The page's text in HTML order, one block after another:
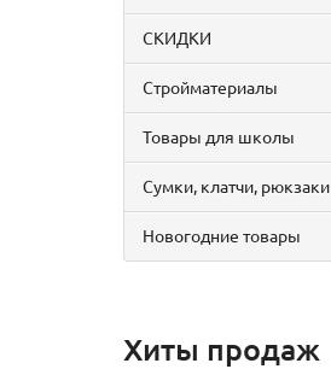
СКИДКИ
Стройматериалы
Товары для школы
Сумки, клатчи, рюкзаки
Новогодние товары
Хиты продаж